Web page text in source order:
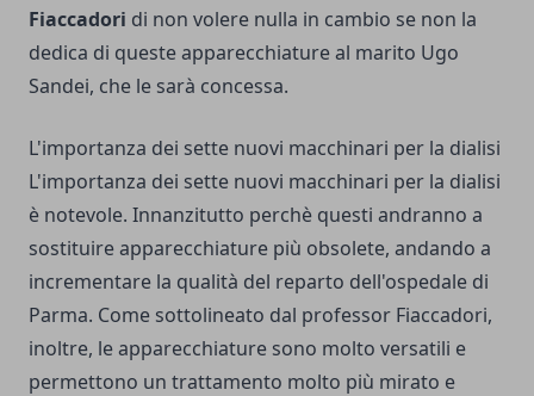
Fiaccadori di non volere nulla in cambio se non la
dedica di queste apparecchiature al marito Ugo
Sandei, che le sarà concessa.
L'importanza dei sette nuovi macchinari per la dialisi
L'importanza dei sette nuovi macchinari per la dialisi
è notevole. Innanzitutto perchè questi andranno a
sostituire apparecchiature più obsolete, andando a
incrementare la qualità del reparto dell'ospedale di
Parma. Come sottolineato dal professor Fiaccadori,
inoltre, le apparecchiature sono molto versatili e
permettono un trattamento molto più mirato e